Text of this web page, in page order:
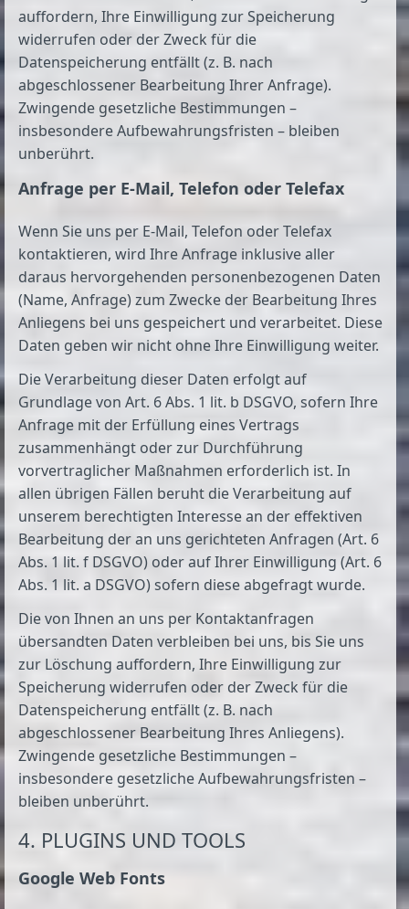
auffordern, Ihre Einwilligung zur Speicherung
widerrufen oder der Zweck für die
Datenspeicherung entfällt (z. B. nach
abgeschlossener Bearbeitung Ihrer Anfrage).
Zwingende gesetzliche Bestimmungen –
insbesondere Aufbewahrungsfristen – bleiben
unberührt.
Anfrage per E-Mail, Telefon oder Telefax
Wenn Sie uns per E-Mail, Telefon oder Telefax
kontaktieren, wird Ihre Anfrage inklusive aller
daraus hervorgehenden personenbezogenen Daten
(Name, Anfrage) zum Zwecke der Bearbeitung Ihres
Anliegens bei uns gespeichert und verarbeitet. Diese
Daten geben wir nicht ohne Ihre Einwilligung weiter.
Die Verarbeitung dieser Daten erfolgt auf
Grundlage von Art. 6 Abs. 1 lit. b DSGVO, sofern Ihre
Anfrage mit der Erfüllung eines Vertrags
zusammenhängt oder zur Durchführung
vorvertraglicher Maßnahmen erforderlich ist. In
allen übrigen Fällen beruht die Verarbeitung auf
unserem berechtigten Interesse an der effektiven
Bearbeitung der an uns gerichteten Anfragen (Art. 6
Abs. 1 lit. f DSGVO) oder auf Ihrer Einwilligung (Art. 6
Abs. 1 lit. a DSGVO) sofern diese abgefragt wurde.
Die von Ihnen an uns per Kontaktanfragen
übersandten Daten verbleiben bei uns, bis Sie uns
zur Löschung auffordern, Ihre Einwilligung zur
Speicherung widerrufen oder der Zweck für die
Datenspeicherung entfällt (z. B. nach
abgeschlossener Bearbeitung Ihres Anliegens).
Zwingende gesetzliche Bestimmungen –
insbesondere gesetzliche Aufbewahrungsfristen –
bleiben unberührt.
4. PLUGINS UND TOOLS
Google Web Fonts